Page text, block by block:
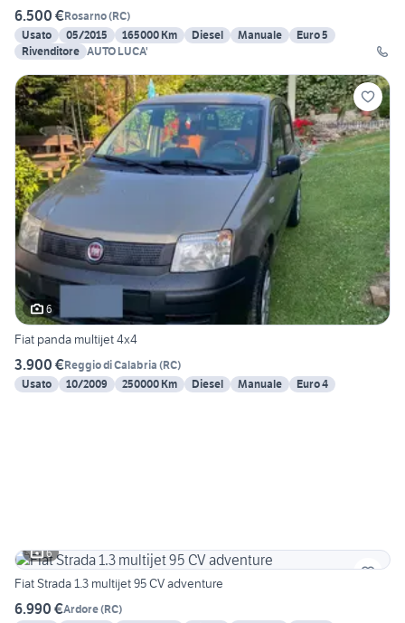
6.500 €Rosarno(RC)
Usato
05/2015 165000 Km Diesel Manuale
Euro 5
Rivenditore AUTO LUCA'
6
Fiat panda multijet 4x4
3.900 €Reggio di Calabria (RC)
Usato
10/2009 250000 Km Diesel Manuale Euro 4
6
Fiat Strada 1.3 multijet 95 CV adventure
6.990 €Ardore(RC)